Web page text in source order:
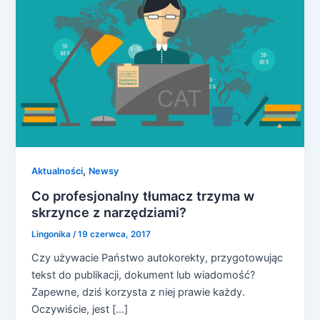
Aktualności, Newsy
Co profesjonalny tłumacz trzyma w
skrzynce z narzędziami?
Lingonika/19 czerwca, 2017
Czy używacie Państwo autokorekty, przygotowując
tekst do publikacji, dokument lub wiadomość?
Zapewne, dziś korzysta z niej prawie każdy.
Oczywiście, jest […]